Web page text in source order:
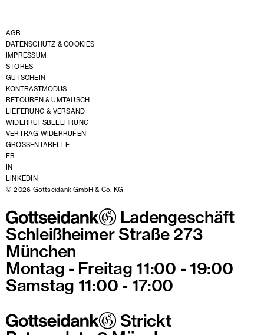
AGB
DATENSCHUTZ & COOKIES
IMPRESSUM
STORES
GUTSCHEIN
KONTRASTMODUS
RETOUREN & UMTAUSCH
LIEFERUNG & VERSAND
WIDERRUFSBELEHRUNG
VERTRAG WIDERRUFEN
GRÖSSENTABELLE
FB
IN
LINKEDIN
© 2026 Gottseidank GmbH & Co. KG
Ladengeschäft
Schleißheimer Straße 273
München
Montag - Freitag 11:00 - 19:00
Samstag 11:00 - 17:00
Strickt